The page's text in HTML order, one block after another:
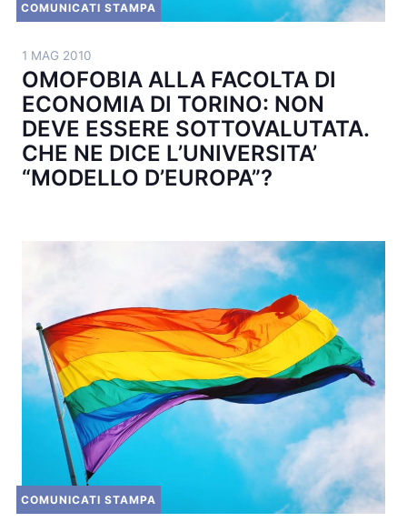
COMUNICATI STAMPA
1 MAG 2010
OMOFOBIA ALLA FACOLTA DI
ECONOMIA DI TORINO: NON
DEVE ESSERE SOTTOVALUTATA.
CHE NE DICE L’UNIVERSITA’
“MODELLO D’EUROPA”?
COMUNICATI STAMPA